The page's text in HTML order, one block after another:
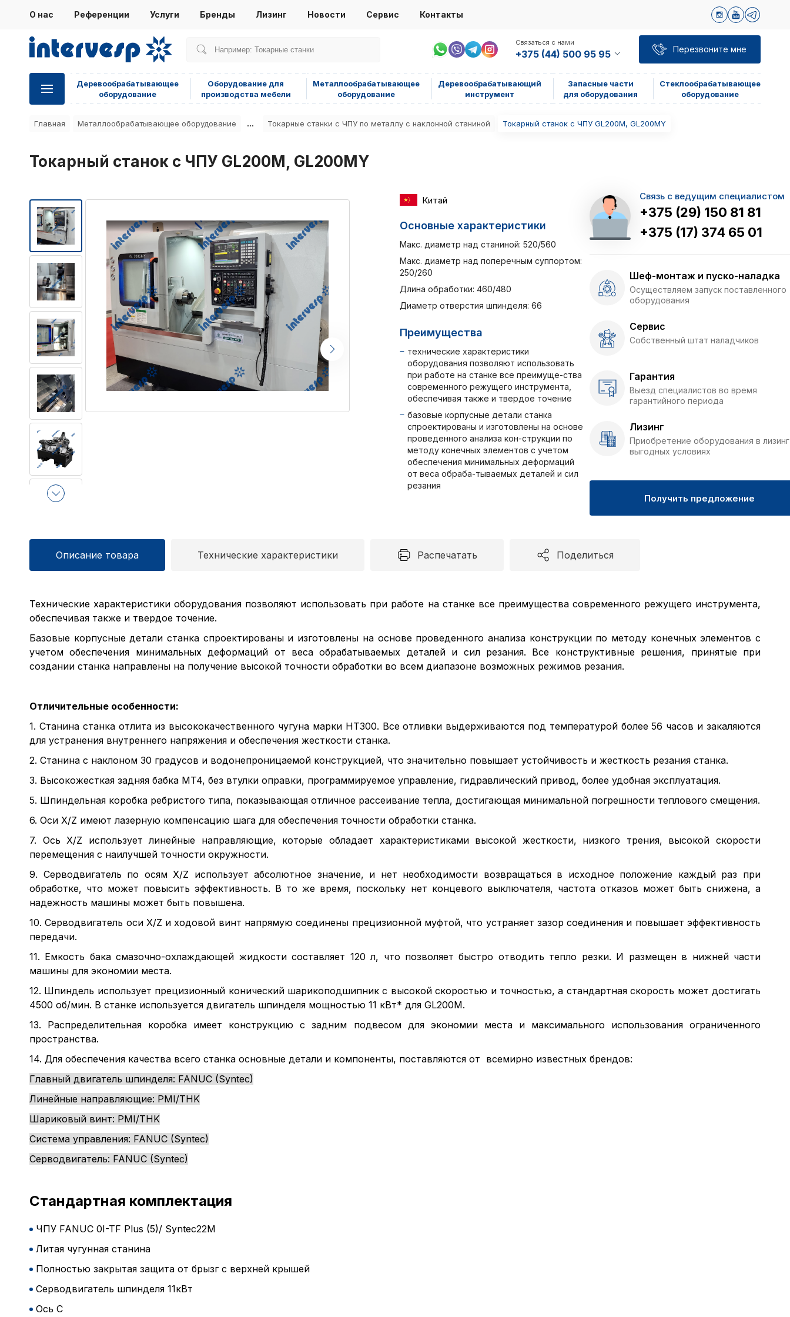
О нас Референции Услуги Бренды Лизинг Новости Сервис Контакты
Связаться с нами
+375 (44) 500 95 95 Перезвоните мне
Деревообрабатывающее
оборудование
Оборудование для
производства мебели
Металлообрабатывающее
оборудование
Деревообрабатывающий
инструмент
Запасные части
для оборудования
Стеклообрабатывающее
оборудование
Главная Металлообрабатывающее оборудование ... Токарные станки с ЧПУ по металлу с наклонной станиной Токарный станок с ЧПУ GL200M, GL200MY
Токарный станок с ЧПУ GL200M, GL200MY
Китай
Основные характеристики
Макс. диаметр над станиной: 520/560
Макс. диаметр над поперечным суппортом:
250/260
Длина обработки: 460/480
Диаметр отверстия шпинделя: 66
Преимущества
технические характеристики
оборудования позволяют использовать
при работе на станке все преимуще-ства
современного режущего инструмента,
обеспечивая также и твердое точение
базовые корпусные детали станка
спроектированы и изготовлены на основе
проведенного анализа кон-струкции по
методу конечных элементов с учетом
обеспечения минимальных деформаций
от веса обраба-тываемых деталей и сил
резания
Связь с ведущим специалистом
+375 (29) 150 81 81
+375 (17) 374 65 01
Шеф-монтаж и пуско-наладка
Осуществляем запуск поставленного
оборудования
Сервис
Собственный штат наладчиков
Гарантия
Выезд специалистов во время
гарантийного периода
Лизинг
Приобретение оборудования в
выгодных условиях
Получить предложение
Описание товара Технические характеристики Распечатать Поделиться
Технические характеристики оборудования позволяют использовать при работе на станке все преимущества современного режущего инструмента,
обеспечивая также и твердое точение.
Базовые корпусные детали станка спроектированы и изготовлены на основе проведенного анализа конструкции по методу конечных элементов с
учетом обеспечения минимальных деформаций от веса обрабатываемых деталей и сил резания. Все конструктивные решения, принятые при
создании станка направлены на получение высокой точности обработки во всем диапазоне возможных режимов резания.
Отличительные особенности:
1. Станина станка отлита из высококачественного чугуна марки HT300. Все отливки выдерживаются под температурой более 56 часов и закаляются
для устранения внутреннего напряжения и обеспечения жесткости станка.
2. Станина с наклоном 30 градусов и водонепроницаемой конструкцией, что значительно повышает устойчивость и жесткость резания станка.
3. Высокожесткая задняя бабка MT4, без втулки оправки, программируемое управление, гидравлический привод, более удобная эксплуатация.
5. Шпиндельная коробка ребристого типа, показывающая отличное рассеивание тепла, достигающая минимальной погрешности теплового смещения.
6. Оси X/Z имеют лазерную компенсацию шага для обеспечения точности обработки станка.
7. Ось X/Z использует линейные направляющие, которые обладает характеристиками высокой жесткости, низкого трения, высокой скорости
перемещения с наилучшей точности окружности.
9. Серводвигатель по осям X/Z использует абсолютное значение, и нет необходимости возвращаться в исходное положение каждый раз при
обработке, что может повысить эффективность. В то же время, поскольку нет концевого выключателя, частота отказов может быть снижена, а
надежность машины может быть повышена.
10. Серводвигатель оси X/Z и ходовой винт напрямую соединены прецизионной муфтой, что устраняет зазор соединения и повышает эффективность
передачи.
11. Емкость бака смазочно-охлаждающей жидкости составляет 120 л, что позволяет быстро отводить тепло резки. И размещен в нижней части
машины для экономии места.
12. Шпиндель использует прецизионный конический шарикоподшипник с высокой скоростью и точностью, а стандартная скорость может достигать
4500 об/мин. В станке используется двигатель шпинделя мощностью 11 кВт* для GL200M.
13. Распределительная коробка имеет конструкцию с задним подвесом для экономии места и максимального использования ограниченного
пространства.
14. Для обеспечения качества всего станка основные детали и компоненты, поставляются от всемирно известных брендов:
Главный двигатель шпинделя: FANUC (Syntec)
Линейные направляющие: PMI/THK
Шариковый винт: PMI/THK
Система управления: FANUC (Syntec)
Серводвигатель: FANUC (Syntec)
Стандартная комплектация
ЧПУ FANUC 0I-TF Plus (5)/ Syntec22M
Литая чугунная станина
Полностью закрытая защита от брызг с верхней крышей
Серводвигатель шпинделя 11кВт
Ось C